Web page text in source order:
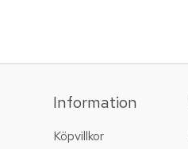
Information
Köpvillkor